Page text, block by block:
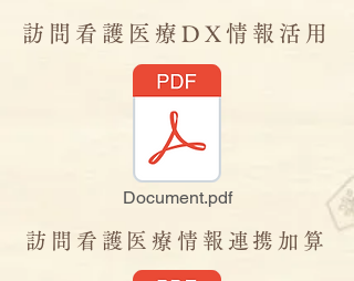
訪問看護医療DX情報活用
Document.pdf
訪問看護医療情報連携加算